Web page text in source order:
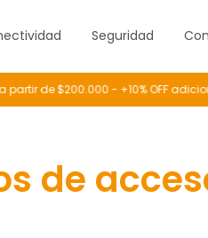
Seguridad
de $200.000 - +10% OFF
de